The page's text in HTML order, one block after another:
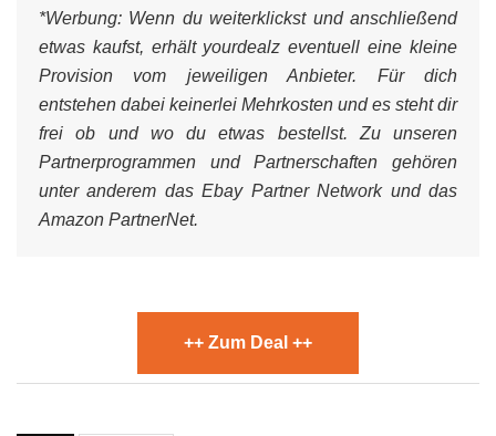
*Werbung: Wenn du weiterklickst und anschließend
etwas kaufst, erhält yourdealz eventuell eine kleine
Provision vom jeweiligen Anbieter. Für dich
entstehen dabei keinerlei Mehrkosten und es steht dir
frei ob und wo du etwas bestellst. Zu unseren
Partnerprogrammen und Partnerschaften gehören
unter anderem das Ebay Partner Network und das
Amazon PartnerNet.
++ Zum Deal ++